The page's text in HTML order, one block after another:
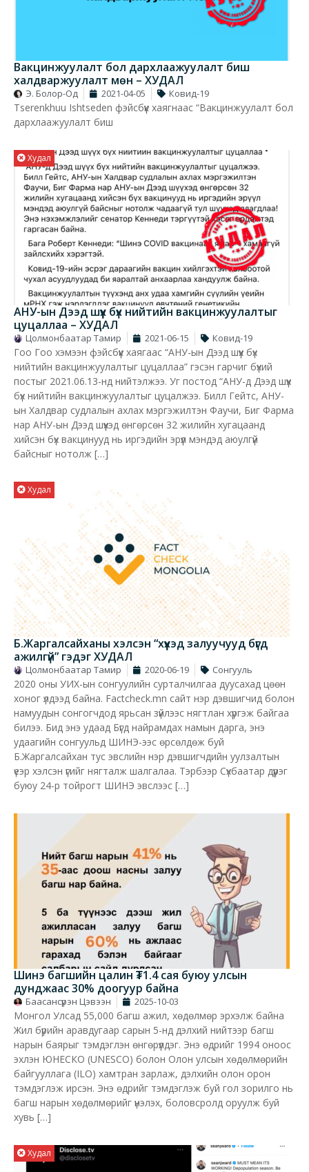
Вакцинжуулалт бол дархлаажуулалт биш
халдваржуулалт мөн – ХУДАЛ
Э. Болор-Од 2021-04-05 Ковид-19
Tserenkhuu Ishtseden фэйсбүүк хаягнаас “Вакцинжуулалт бол
дархлаажуулалт биш
Худал
АНУ-ын Дээд шүүх бүх нийтийн вакцинжуулалтыг
цуцаллаа – ХУДАЛ
Цолмонбаатар Тамир 2021-06-15 Ковид-19
Гоо Гоо хэмээн фэйсбүүк хаягаас “АНУ-ын Дээд шүүх бүх
нийтийн вакцинжуулалтыг цуцаллаа” гэсэн гарчиг бүхий
постыг 2021.06.13-нд нийтэлжээ. Уг постод “АНУ-д Дээд шүүх
бүх нийтийн вакцинжуулалтыг цуцалжээ. Билл Гейтс, АНУ-
ын Халдвар судлалын ахлах мэргэжилтэн Фаучи, Биг Фарма
нар АНУ-ын Дээд шүүхэд өнгөрсөн 32 жилийн хугацаанд
хийсэн бүх вакцинууд нь иргэдийн эрүүл мэндэд аюулгүй
байсныг нотолж […]
Худал
Б.Жаргалсайханы хэлсэн “хүүхэд залуучууд бүгд
ажилгүй” гэдэг ХУДАЛ
Цолмонбаатар Тамир 2020-06-19 Сонгууль
2020 оны УИХ-ын сонгуулийн сурталчилгаа дуусахад цөөн
хоног үлдээд байна. Factcheck.mn сайт нэр дэвшигчид болон
намуудын сонгогчдод ярьсан зүйлээс нягтлан хүргэж байгаа
билээ. Бид энэ удаад Бүгд найрамдах намын дарга, энэ
удаагийн сонгуульд ШИНЭ-ээс өрсөлдөж буй
Б.Жаргалсайхан тус эвслийн нэр дэвшигчдийн уулзалтын
үеэр хэлсэн үгийг нягталж шалгалаа. Тэрбээр Сүхбаатар дүүрэг
буюу 24-р тойрогт ШИНЭ эвслээс […]
Шинэ багшийн цалин ₮1.4 сая буюу улсын
дунджаас 30% доогуур байна
Баасансүрэн Цэвээн 2025-10-03
Монгол Улсад 55,000 багш ажил, хөдөлмөр эрхэлж байна
Жил бүрийн аравдугаар сарын 5-нд дэлхий нийтээр багш
нарын баярыг тэмдэглэн өнгөрүүлдэг. Энэ өдрийг 1994 оноос
эхлэн ЮНЕСКО (UNESCO) болон Олон улсын хөдөлмөрийн
байгууллага (ILO) хамтран зарлаж, дэлхийн олон орон
тэмдэглэж ирсэн. Энэ өдрийг тэмдэглэж буй гол зорилго нь
багш нарын хөдөлмөрийг үнэлэх, боловсролд оруулж буй
хувь […]
Худал